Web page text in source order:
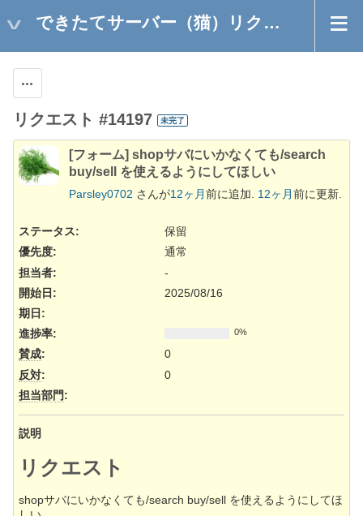
できたてサーバー（猫）リクエスト
リクエスト #14197 未完了
[フォーム] shopサバにいかなくても/search
buy/sell を使えるようにしてほしい
Parsley0702 さんが12ヶ月前に追加. 12ヶ月前に更新.
ステータス:
保留
優先度:
通常
担当者:
-
開始日:
2025/08/16
期日:
進捗率:
0%
賛成:
0
反対:
0
担当部門:
説明
リクエスト
shopサバにいかなくても/search buy/sell を使えるようにしてほ